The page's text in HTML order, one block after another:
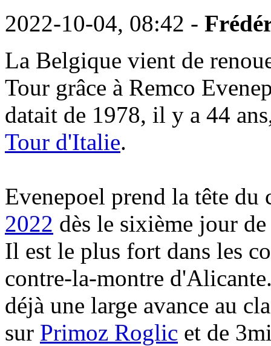
2022-10-04, 08:42 -
La Belgique vient de
Tour grâce à Remco
datait de 1978, il y a 44
Tour d'Italie.
Evenepoel prend la tête du
2022 dès le sixième jour
Il est le plus fort dans les
contre-la-montre
déjà une large avance au
sur Primoz Roglic et de